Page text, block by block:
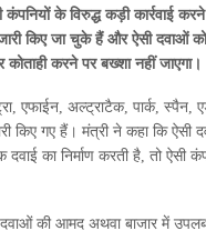
के विरुद्ध कड़ी कार्रवाई
किए जा चुके हैं और ऐसी दवाओं
करने पर बख्शा नहीं जाएगा।
एफाईन, अल्ट्राटैक, पार्क,
गए हैं। मंत्री ने कहा कि ऐसी
का निर्माण करती है, तो ऐसी
की आमद अथवा बाजार में